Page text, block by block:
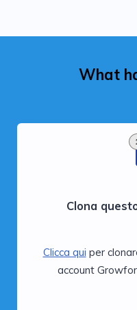
What
Clona
Clicca qui per
account